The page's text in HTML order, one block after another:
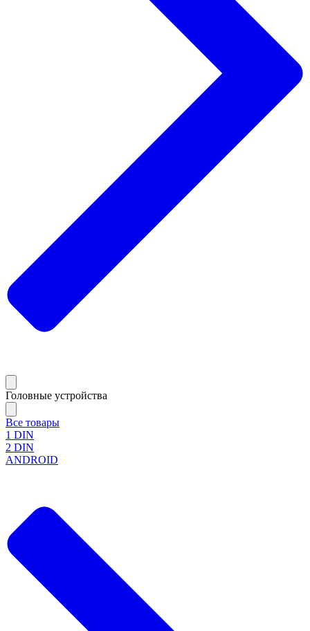
Головные устройства
Все товары
1 DIN
2 DIN
ANDROID